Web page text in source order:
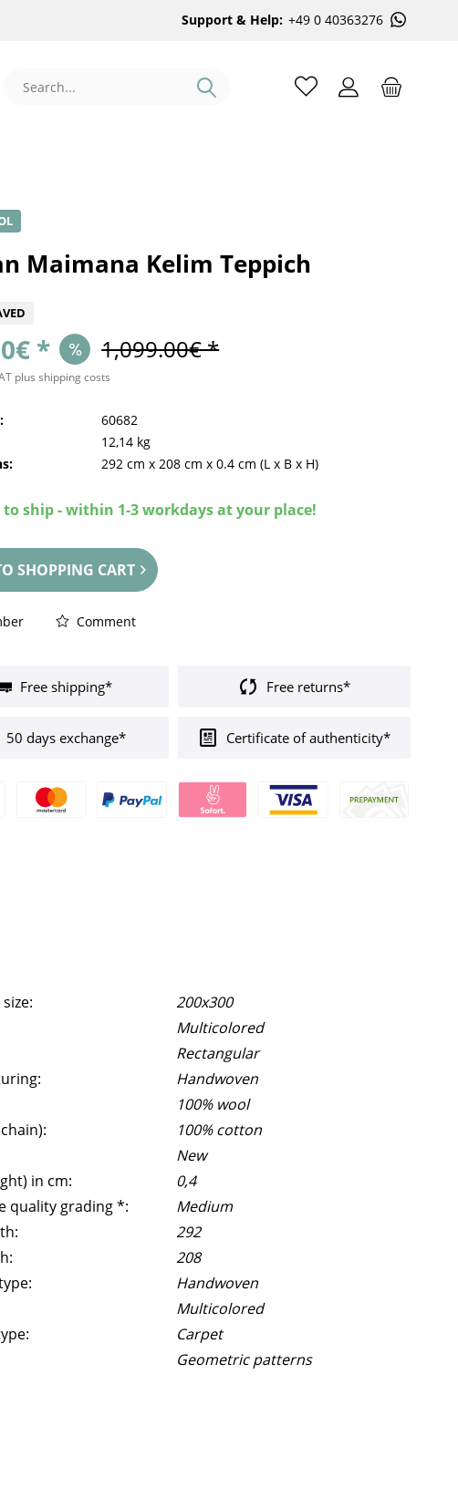
Support & Help: +49 0 40363276
Maimana Kelim Teppich
* 1,099.00€ *
plus shipping costs
60682
12,14 kg
292 cm x208 cm x0.4 cm (L x B x H)
to ship - within 1-3 workdays at your place!
SHOPPING CART
Comment
Free shipping* Free returns*
50 days exchange* Certificate of authenticity*
200x300
Multicolored
Rectangular
Handwoven
100% wool
100% cotton
New
in cm:
0,4
quality grading *:
Medium
292
208
Handwoven
Multicolored
Carpet
Geometric patterns